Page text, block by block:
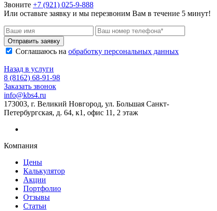
Звоните +7 (921) 025-9-888
Или оставьте заявку и мы перезвоним Вам в течение 5 минут!
Отправить заявку
Соглашаюсь на обработку персональных данных
Назад в услуги
8 (8162) 68-91-98
Заказать звонок
info@kbs4.ru
173003, г. Великий Новгород, ул. Большая Санкт-
Петербургская, д. 64, к1, офис 11, 2 этаж
Компания
Цены
Калькулятор
Акции
Портфолио
Отзывы
Статьи